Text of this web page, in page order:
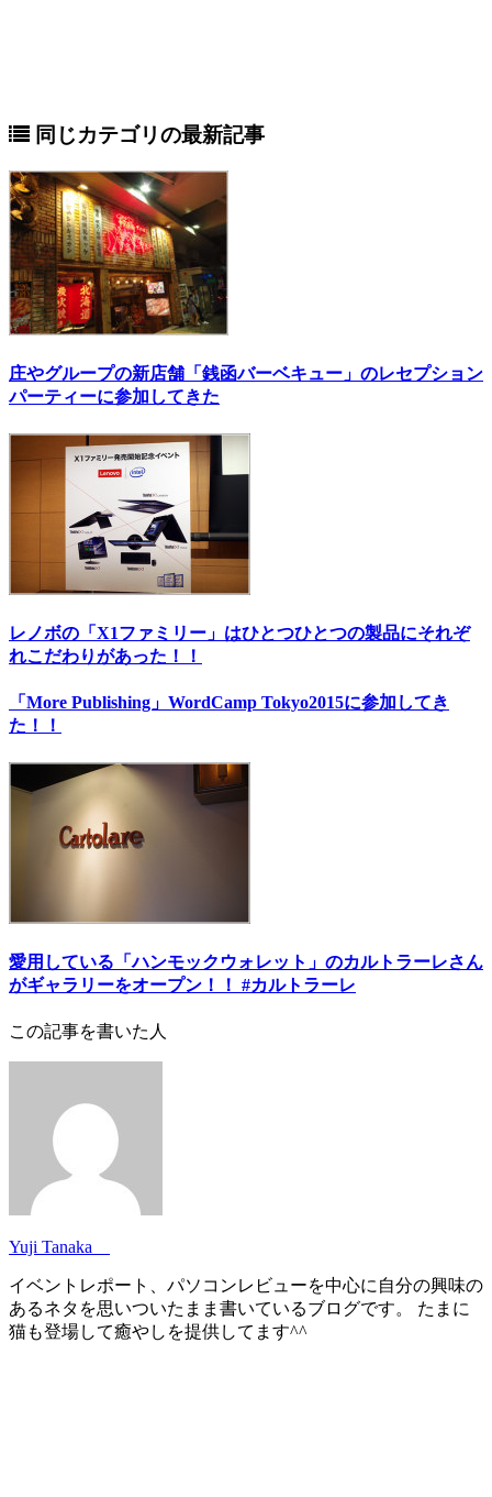
同じカテゴリの最新記事
庄やグループの新店舗「銭函バーベキュー」のレセプション
パーティーに参加してきた
レノボの「X1ファミリー」はひとつひとつの製品にそれぞ
れこだわりがあった！！
「More Publishing」WordCamp Tokyo2015に参加してき
た！！
愛用している「ハンモックウォレット」のカルトラーレさん
がギャラリーをオープン！！ #カルトラーレ
この記事を書いた人
Yuji Tanaka
イベントレポート、パソコンレビューを中心に自分の興味の
あるネタを思いついたまま書いているブログです。 たまに
猫も登場して癒やしを提供してます^^